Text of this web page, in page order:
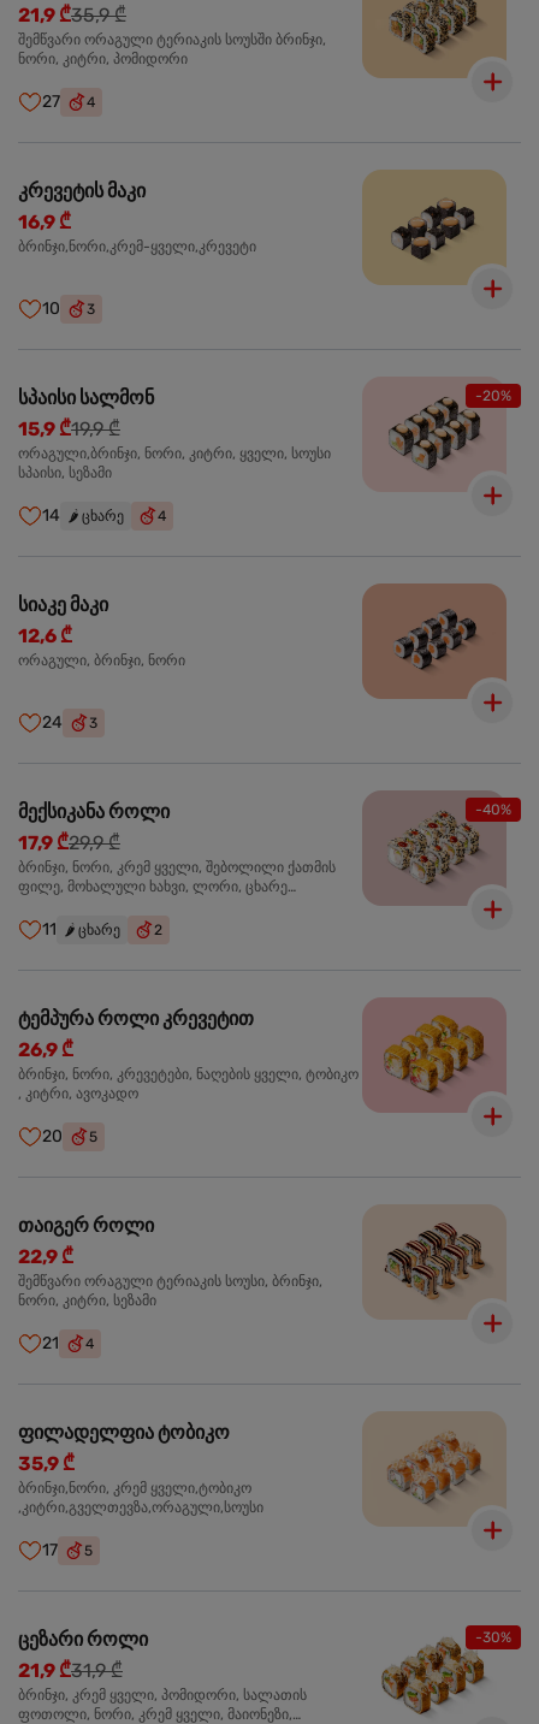
21,9 ₾35,9 ₾
შემწვარი ორაგული ტერიაკის სოუსში ბრინჯი,
ნორი, კიტრი, პომიდორი
27 4
კრევეტის მაკი
16,9 ₾
ბრინჯი,ნორი,კრემ-ყველი,კრევეტი
10 3
-20%
სპაისი სალმონ
15,9 ₾19,9 ₾
ორაგული,ბრინჯი, ნორი, კიტრი, ყველი, სოუსი
სპაისი, სეზამი
14 🌶️ ცხარე 4
სიაკე მაკი
12,6 ₾
ორაგული, ბრინჯი, ნორი
24 3
-40%
მექსიკანა როლი
17,9 ₾29,9 ₾
ბრინჯი, ნორი, კრემ ყველი, შებოლილი ქათმის
ფილე, მოხალული ხახვი, ლორი, ცხარე
11 🌶️ ცხარე 2
ტემპურა როლი კრევეტით
26,9 ₾
ბრინჯი, ნორი, კრევეტები, ნაღების ყველი, ტობიკო
, კიტრი, ავოკადო
20 5
თაიგერ როლი
22,9 ₾
შემწვარი ორაგული ტერიაკის სოუსი, ბრინჯი,
ნორი, კიტრი, სეზამი
21 4
ფილადელფია ტობიკო
35,9 ₾
ბრინჯი,ნორი, კრემ ყველი,ტობიკო
,კიტრი,გველთევზა,ორაგული,სოუსი
17 5
-30%
ცეზარი როლი
21,9 ₾31,9 ₾
ბრინჯი, კრემ ყველი, პომიდორი, სალათის
ფოთოლი, ნორი, კრემ ყველი, მაიონეზი,